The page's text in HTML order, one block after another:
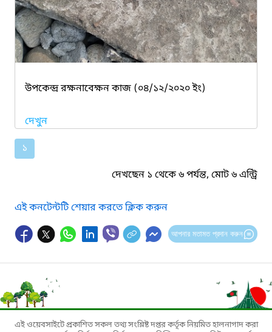
উপকেন্দ্র রক্ষনাবেক্ষন কাজ (০৪/১২/২০২০ ইং)
দেখুন
১
দেখছেন ১ থেকে ৬ পর্যন্ত, মোট ৬ এন্ট্রি
এই কনটেন্টটি শেয়ার করতে ক্লিক করুন
আপনার মতামত প্রদান করুন
এই ওয়েবসাইটে প্রকাশিত সকল তথ্য সংশ্লিষ্ট দপ্তর কর্তৃক নিয়মিত হালনাগাদ করা